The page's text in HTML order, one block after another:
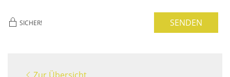
SICHER! SENDEN
Zur Übersicht